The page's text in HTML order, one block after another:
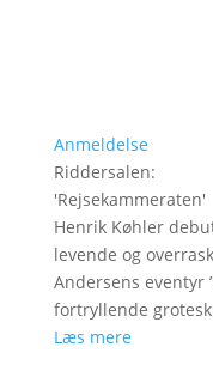
Anmeldelse
Riddersalen:
'Rejsekammeraten'
Henrik Køhler
levende og
Andersens eventyr
fortryllende
Læs mere